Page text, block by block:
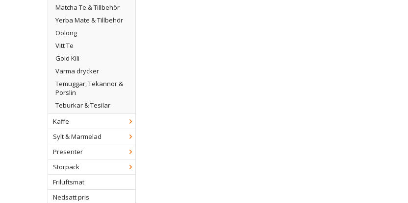
Matcha Te & Tillbehör
Yerba Mate & Tillbehör
Oolong
Vitt Te
Gold Kili
Varma drycker
Temuggar, Tekannor &
Porslin
Teburkar & Tesilar
Kaffe
Sylt & Marmelad
Presenter
Storpack
Friluftsmat
Nedsatt pris